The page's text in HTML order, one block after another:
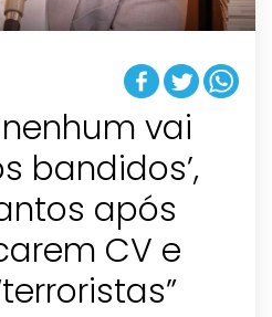
vai
bandidos’,
após
CV e